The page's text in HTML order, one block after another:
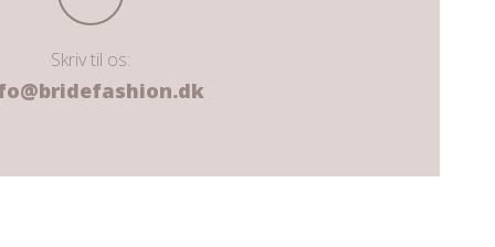
Skriv til os: